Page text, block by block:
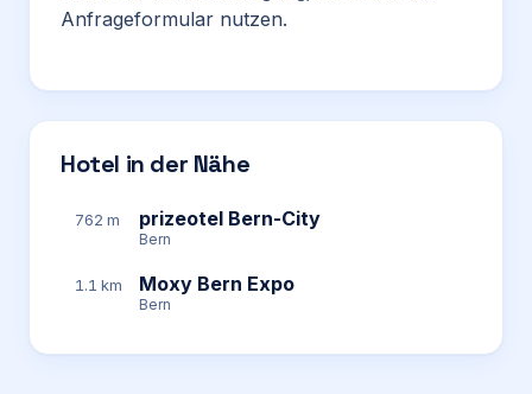
Anfrageformular nutzen.
Hotel in der Nähe
762 m prizeotel Bern-City
Bern
1.1 km Moxy Bern Expo
Bern